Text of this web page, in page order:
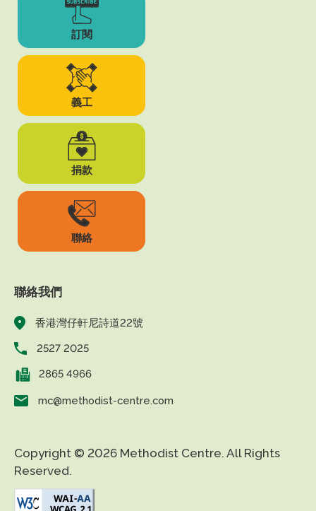
訂閱
義工
捐款
聯絡
聯絡我們
香港灣仔軒尼詩道22號
2527 2025
2865 4966
mc@methodist-centre.com
Copyright © 2026 Methodist Centre. All Rights
Reserved.